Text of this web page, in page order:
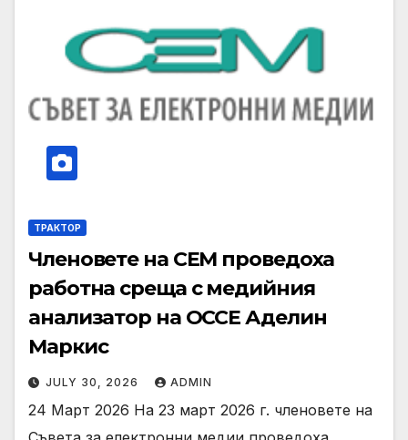
ТРАКТОР
Членовете на СЕМ проведоха
работна среща с медийния
анализатор на ОССЕ Аделин
Маркис
JULY 30, 2026 ADMIN
24 Март 2026 На 23 март 2026 г. членовете на